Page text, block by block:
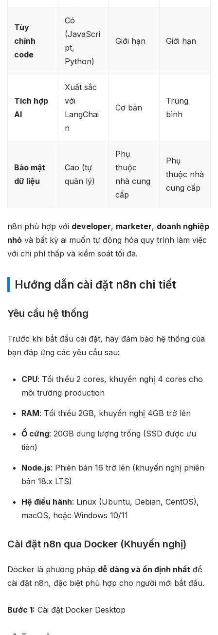
Tùy
chỉnh
code
Có
(JavaScri
pt,
Python)​
Giới hạn Giới hạn
Tích hợp
AI
Xuất sắc
với
LangChai
n
Cơ bản
Trung
bình
Bảo mật
dữ liệu
Cao (tự
quản lý)
Phụ
thuộc
nhà cung
cấp
Phụ
thuộc nhà
cung cấp
n8n phù hợp với developer, marketer, doanh nghiệp
nhỏ và bất kỳ ai muốn tự động hóa quy trình làm việc
với chi phí thấp và kiểm soát tối đa.
Hướng dẫn cài đặt n8n chi tiết
Yêu cầu hệ thống
Trước khi bắt đầu cài đặt, hãy đảm bảo hệ thống của
bạn đáp ứng các yêu cầu sau:
CPU: Tối thiểu 2 cores, khuyến nghị 4 cores cho
môi trường production​
RAM: Tối thiểu 2GB, khuyến nghị 4GB trở lên
Ổ cứng: 20GB dung lượng trống (SSD được ưu
tiên)
Node.js: Phiên bản 16 trở lên (khuyến nghị phiên
bản 18.x LTS)
Hệ điều hành: Linux (Ubuntu, Debian, CentOS),
macOS, hoặc Windows 10/11​
Cài đặt n8n qua Docker (Khuyến nghị)
Docker là phương pháp dễ dàng và ổn định nhất để
cài đặt n8n, đặc biệt phù hợp cho người mới bắt đầu.
Bước 1: Cài đặt Docker Desktop